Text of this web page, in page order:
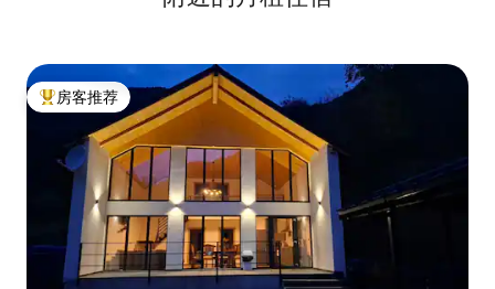
热门「房客推荐」
房客推荐